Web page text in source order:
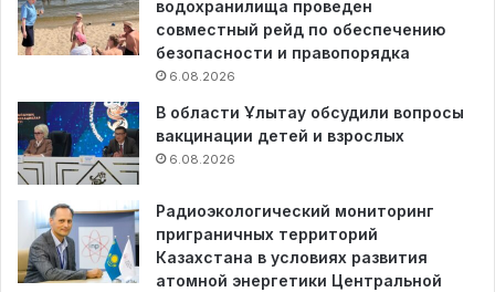
водохранилища проведен
совместный рейд по обеспечению
безопасности и правопорядка
6.08.2026
В области Ұлытау обсудили вопросы
вакцинации детей и взрослых
6.08.2026
Радиоэкологический мониторинг
приграничных территорий
Казахстана в условиях развития
атомной энергетики Центральной